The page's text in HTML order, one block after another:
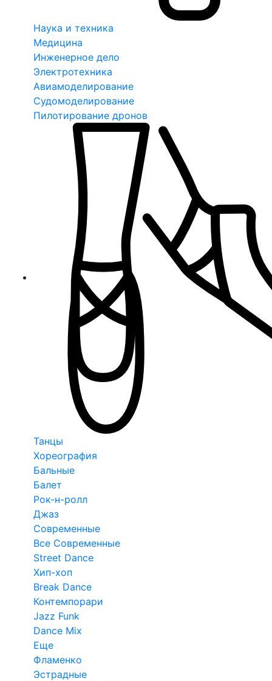
Наука и техника
Медицина
Инженерное дело
Электротехника
Авиамоделирование
Судомоделирование
Пилотирование дронов
Танцы
Хореография
Бальные
Балет
Рок-н-ролл
Джаз
Современные
Все Современные
Street Dance
Хип-хоп
Break Dance
Контемпорари
Jazz Funk
Dance Mix
Еще
Фламенко
Эстрадные